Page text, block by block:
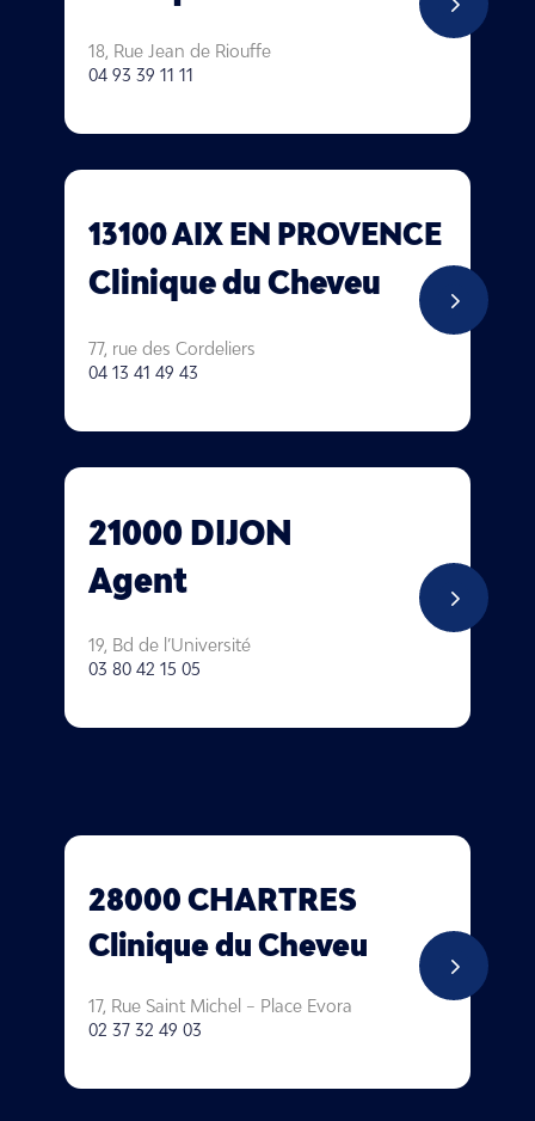
18, Rue Jean de Riouffe
04 93 39 11 11
5
13100 AIX EN PROVENCE
Clinique du Cheveu
77, rue des Cordeliers
04 13 41 49 43
5
21000 DIJON
Agent
19, Bd de l’Université
03 80 42 15 05
5
28000 CHARTRES
Clinique du Cheveu
17, Rue Saint Michel – Place Evora
02 37 32 49 03